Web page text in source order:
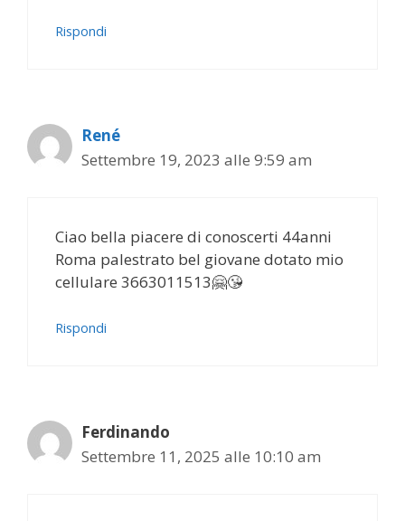
Rispondi
René
Settembre 19, 2023 alle 9:59 am
Ciao bella piacere di conoscerti 44anni
Roma palestrato bel giovane dotato mio
cellulare 3663011513🤗😘
Rispondi
Ferdinando
Settembre 11, 2025 alle 10:10 am